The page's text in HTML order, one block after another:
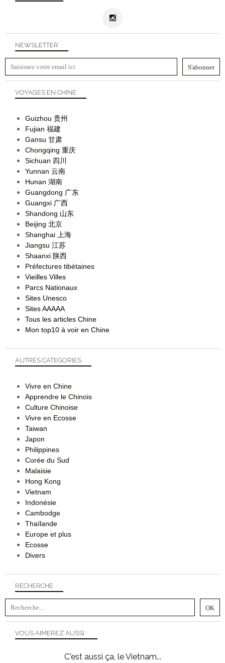
NEWSLETTER
RECHERCHE
VOUS AIMEREZ AUSSI :
C'est aussi ça, le Vietnam...
VOYAGES EN CHINE
Guizhou 贵州
Fujian 福建
Gansu 甘肃
Chongqing 重庆
Sichuan 四川
Yunnan 云南
Hunan 湖南
Guangdong 广东
Guangxi 广西
Shandong 山东
Beijing 北京
Shanghai 上海
Jiangsu 江苏
Shaanxi 陕西
Préfectures tibétaines
Vieilles Villes
Parcs Nationaux
Sites Unesco
Sites AAAAA
Tous les articles Chine
Mon top10 à voir en Chine
AUTRES CATEGORIES
Vivre en Chine
Apprendre le Chinois
Culture Chinoise
Vivre en Ecosse
Taiwan
Japon
Philippines
Corée du Sud
Malaisie
Hong Kong
Vietnam
Indonésie
Cambodge
Thaïlande
Europe et plus
Ecosse
Divers